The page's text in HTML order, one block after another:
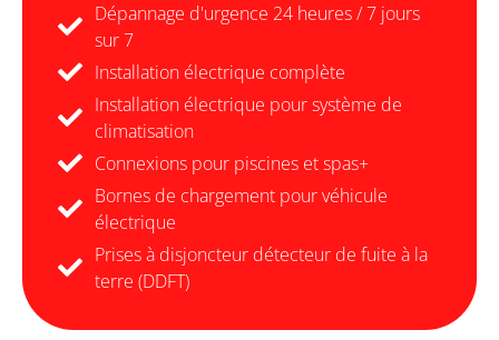
Dépannage d'urgence 24 heures / 7 jours
sur 7
Installation électrique complète
Installation électrique pour système de
climatisation
Connexions pour piscines et spas+
Bornes de chargement pour véhicule
électrique
Prises à disjoncteur détecteur de fuite à la
terre (DDFT)